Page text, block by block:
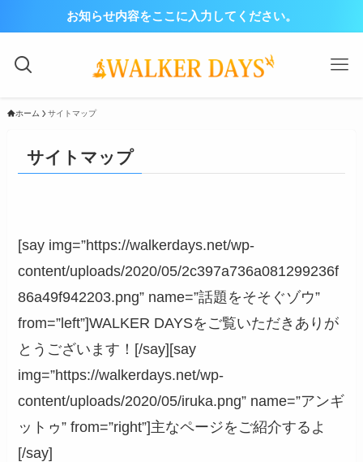
お知らせ内容をここに入力してください。
ホーム サイトマップ
サイトマップ
[say img=”https://walkerdays.net/wp-
content/uploads/2020/05/2c397a736a081299236f
86a49f942203.png” name=”話題をそそぐゾウ”
from=”left”]WALKER DAYSをご覧いただきありが
とうございます！[/say][say
img=”https://walkerdays.net/wp-
content/uploads/2020/05/iruka.png” name=”アンギ
ットゥ” from=”right”]主なページをご紹介するよ
[/say]